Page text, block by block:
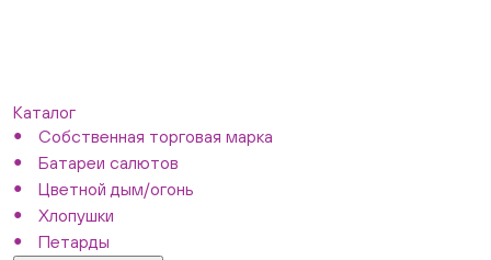
Каталог
Собственная торговая марка
Батареи салютов
Цветной дым/огонь
Хлопушки
Петарды